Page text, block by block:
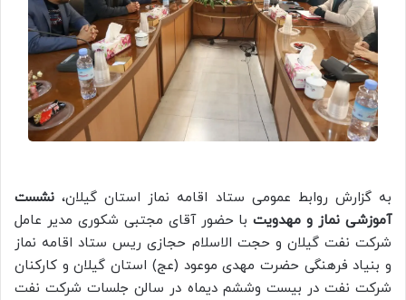
به گزارش روابط عمومی ستاد اقامه نماز استان گیلان، نشست
آموزشی نماز و مهدویتبا حضور آقای مجتبی شکوری مدیر عامل
شرکت نفت گیلان و حجت الاسلام حجازی ریس ستاد اقامه نماز
و بنیاد فرهنگی حضرت مهدی موعود (عج) استان گیلان و کارکنان
شرکت نفت در بیست وششم دیماه در سالن جلسات شرکت نفت